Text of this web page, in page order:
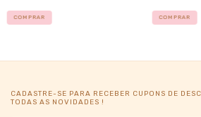
COMPRAR COMPRAR
CADASTRE-SE PARA RECEBER CUPONS DE
TODAS AS NOVIDADES !